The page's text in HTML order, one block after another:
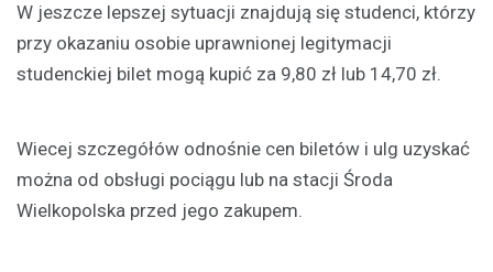
W jeszcze lepszej sytuacji znajdują się studenci, którzy
przy okazaniu osobie uprawnionej legitymacji
studenckiej bilet mogą kupić za 9,80 zł lub 14,70 zł.
Wiecej szczegółów odnośnie cen biletów i ulg uzyskać
można od obsługi pociągu lub na stacji Środa
Wielkopolska przed jego zakupem.